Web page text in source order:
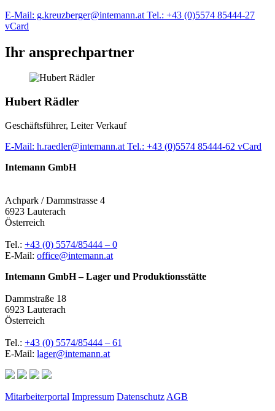
E-Mail: g.kreuzberger@intemann.at Tel.: +43 (0)5574 85444-27
vCard
Ihr ansprechpartner
Hubert Rädler
Geschäftsführer, Leiter Verkauf
E-Mail: h.raedler@intemann.at Tel.: +43 (0)5574 85444-62 vCard
Intemann GmbH
Achpark / Dammstrasse 4
6923 Lauterach
Österreich
Tel.: +43 (0) 5574/85444 – 0
E-Mail: office@intemann.at
Intemann GmbH – Lager und Produktionsstätte
Dammstraße 18
6923 Lauterach
Österreich
Tel.: +43 (0) 5574/85444 – 61
E-Mail: lager@intemann.at
Mitarbeiterportal Impressum Datenschutz AGB